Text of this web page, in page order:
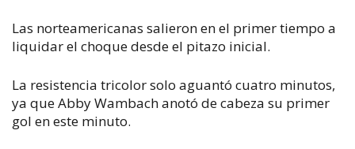
Las norteamericanas salieron en el primer tiempo a
liquidar el choque desde el pitazo inicial.
La resistencia tricolor solo aguantó cuatro minutos,
ya que Abby Wambach anotó de cabeza su primer
gol en este minuto.